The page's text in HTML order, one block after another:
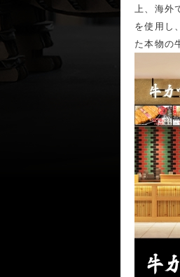
上、海
を使用し
た本物の